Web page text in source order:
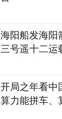
海阳船发海
三号遥十二运
开局之年看中
算力能拼车、